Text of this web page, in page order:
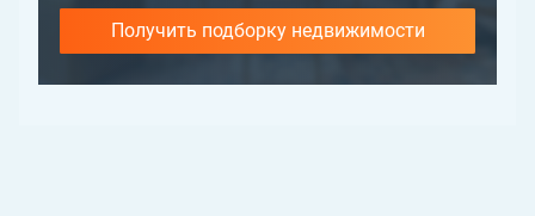
Получить подборку недвижимости